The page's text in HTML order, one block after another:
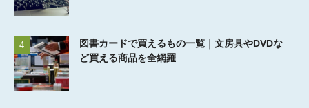
4
図書カードで買えるもの一覧｜文房具やDVDな
ど買える商品を全網羅